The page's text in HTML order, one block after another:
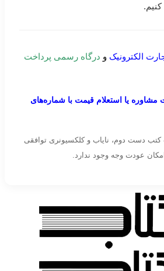
الکترونیک و درگاه رسمی پرداخت
یا استعلام قیمت با شماره‌های
کتب دست دوم، نایاب و کلکسیونری توافقی
عودت وجه وجود ندارد.